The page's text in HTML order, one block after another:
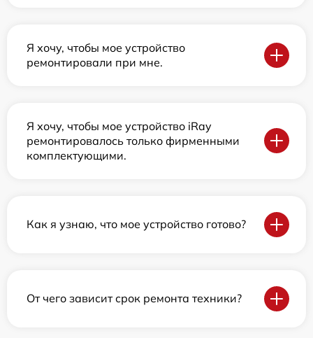
Я хочу, чтобы мое устройство
ремонтировали при мне.
Я хочу, чтобы мое устройство iRay
ремонтировалось только фирменными
комплектующими.
Как я узнаю, что мое устройство готово?
От чего зависит срок ремонта техники?